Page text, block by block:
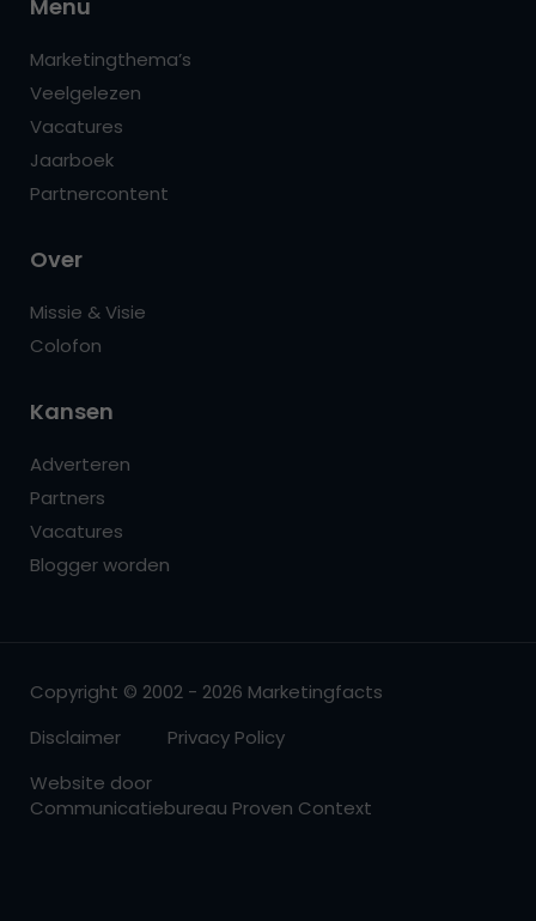
Menu
Marketingthema’s
Veelgelezen
Vacatures
Jaarboek
Partnercontent
Over
Missie & Visie
Colofon
Kansen
Adverteren
Partners
Vacatures
Blogger worden
Copyright © 2002 - 2026 Marketingfacts
Disclaimer
Privacy Policy
Website door
Communicatiebureau Proven Context